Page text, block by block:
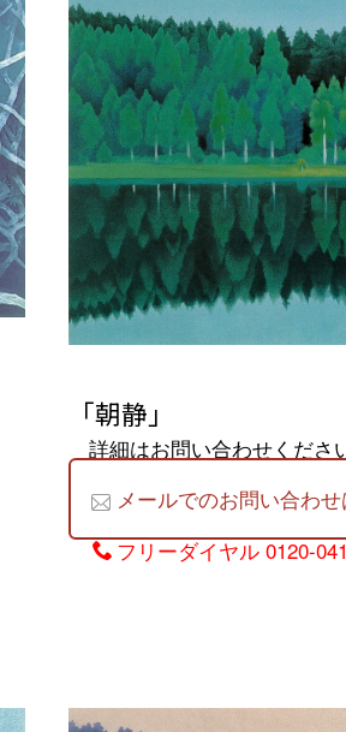
「朝静」
詳細はお問い合わせくださ
メールでのお問い合わ
フリーダイヤル 0120-